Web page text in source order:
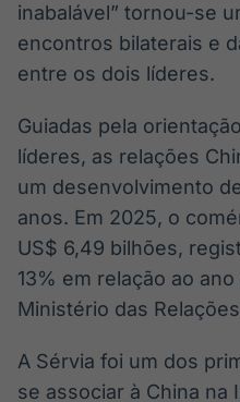
inabalável” tornou-se
encontros bilaterais e
entre os dois líderes.
Guiadas pela
líderes, as relações
um desenvolvimento
anos. Em 2025, o
US$ 6,49 bilhões,
13% em relação ao
Ministério das
A Sérvia foi um dos
se associar à China na